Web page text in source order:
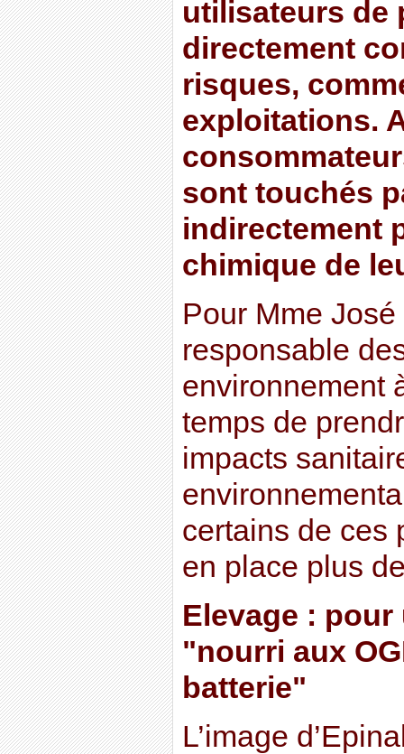
utilisateurs de
directement
risques,
exploitations.
sont touchés
indirectement
chimique de
Pour Mme
responsable
environnement
temps de
impacts
certains de ces
en place plus
Elevage :
"nourri aux
batterie"
L’image